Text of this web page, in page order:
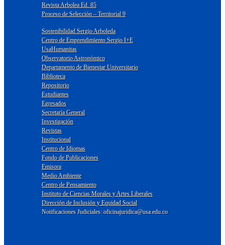
Revista Arbolea Ed. 85
Proceso de Selección – Territorial 9
Sostenibilidad Sergio Arboleda
Centro de Emprendimiento Sergio I+E
UsaHumanitas
Observatorio Astronómico
Departamento de Bienestar Universitario
Biblioteca
Repositorio
Estudiantes
Egresados
Secretaría General
Investigación
Revistas
Institucional
Centro de Idiomas
Fondo de Publicaciones
Emisora
Medio Ambiente
Centro de Pensamiento
Instituto de Ciencias Morales y Artes Liberales
Dirección de Inclusión y Equidad Social
Notificaciones Judiciales: oficinajuridica@usa.edu.co